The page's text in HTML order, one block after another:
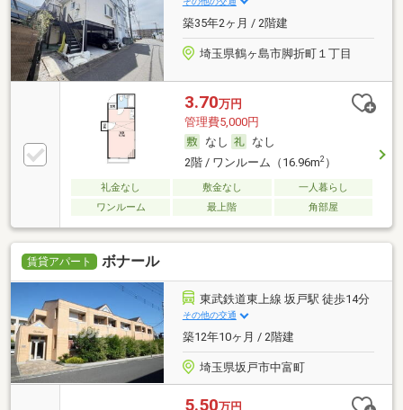
築35年2ヶ月 / 2階建
埼玉県鶴ヶ島市脚折町１丁目
3.70万円
管理費5,000円
なし
なし
2階 / ワンルーム（16.96m2）
礼金なし 敷金なし
一人暮らし
ワンルーム
最上階 角部屋
賃貸アパート ボナール
東武鉄道東上線 坂戸駅 徒歩14分
その他の交通
築12年10ヶ月 / 2階建
埼玉県坂戸市中富町
5.50万円